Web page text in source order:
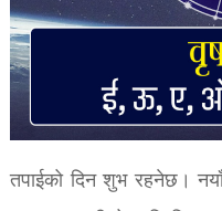
तपाईको दिन शुभ रहनेछ।